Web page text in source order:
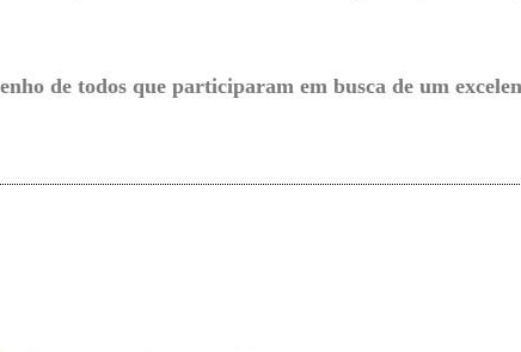
de todos que participaram em busca de um